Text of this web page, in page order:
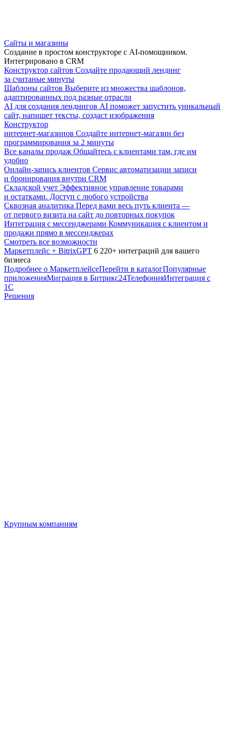
Сайты и магазины
Создание в простом конструкторе с AI-помощником.
Интегрировано в CRM
Конструктор сайтов Создайте продающий лендинг
за считаные минуты
Шаблоны сайтов Выберите из множества шаблонов,
адаптированных под разные отрасли
AI для создания лендингов AI поможет запустить уникальный
сайт, напишет тексты, создаст изображения
Конструктор
интернет-магазинов Создайте интернет-магазин без
программирования за 2 минуты
Все каналы продаж Общайтесь с клиентами там, где им
удобно
Онлайн-запись клиентов Сервис автоматизации записи
и бронирования внутри CRM
Складской учет Эффективное управление товарами
и остатками. Доступ с любого устройства
Сквозная аналитика Перед вами весь путь клиента —
от первого визита на сайт до повторных покупок
Интеграция с мессенджерами Коммуникация с клиентом и
продажи прямо в мессенджерах
Смотреть все возможности
Маркетплейс + BitrixGPT 6 220+ интеграций для вашего
бизнеса
Подробнее о МаркетплейсеПерейти в каталогПопулярные
приложенияМиграция в Битрикс24ТелефонияИнтеграция с
1С
Решения
Крупным компаниям